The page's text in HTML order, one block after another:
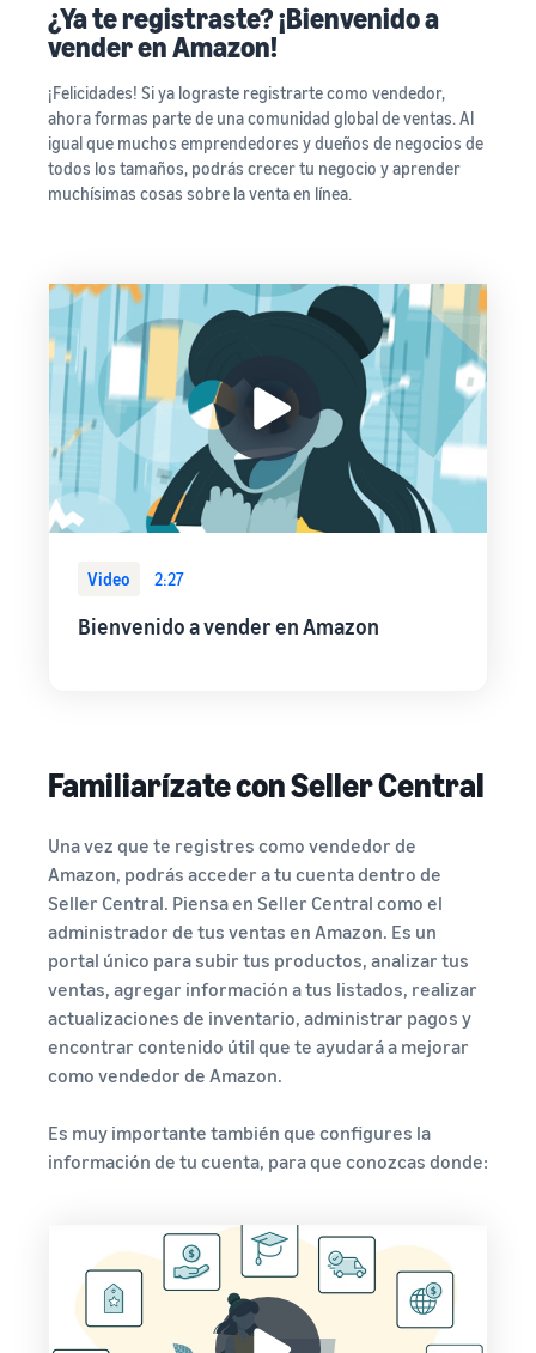
¿Ya te registraste? ¡Bienvenido a
vender en Amazon!
¡Felicidades! Si ya lograste registrarte como vendedor,
ahora formas parte de una comunidad global de ventas. Al
igual que muchos emprendedores y dueños de negocios de
todos los tamaños, podrás crecer tu negocio y aprender
muchísimas cosas sobre la venta en línea.
Video 2:27
Bienvenido a vender en Amazon
Familiarízate con Seller Central
Una vez que te registres como vendedor de
Amazon, podrás acceder a tu cuenta dentro de
Seller Central. Piensa en Seller Central como el
administrador de tus ventas en Amazon. Es un
portal único para subir tus productos, analizar tus
ventas, agregar información a tus listados, realizar
actualizaciones de inventario, administrar pagos y
encontrar contenido útil que te ayudará a mejorar
como vendedor de Amazon.
Es muy importante también que configures la
información de tu cuenta, para que conozcas donde: